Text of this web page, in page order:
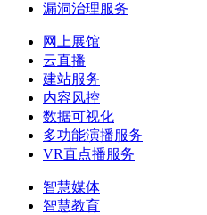
漏洞治理服务
网上展馆
云直播
建站服务
内容风控
数据可视化
多功能演播服务
VR直点播服务
智慧媒体
智慧教育